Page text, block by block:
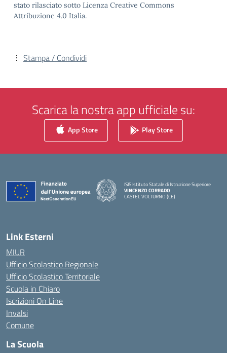
stato rilasciato sotto Licenza Creative Commons
Attribuzione 4.0 Italia.
Stampa / Condividi
Scarica la nostra app ufficiale su:
App Store Play Store
ISIS Istituto Statale di Istruzione Superiore
VINCENZO CORRADO
CASTEL VOLTURNO (CE)
Link Esterni
MIUR
Ufficio Scolastico Regionale
Ufficio Scolastico Territoriale
Scuola in Chiaro
Iscrizioni On Line
Invalsi
Comune
La Scuola